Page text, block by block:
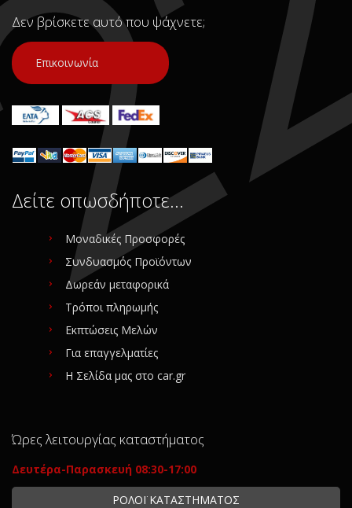
Δεν βρίσκετε αυτό που ψάχνετε;
Επικοινωνία
Δείτε οπωσδήποτε…
Μοναδικές Προσφορές
Συνδυασμός Προϊόντων
Δωρεάν μεταφορικά
Τρόποι πληρωμής
Εκπτώσεις Μελών
Για επαγγελματίες
Η Σελίδα μας στο car.gr
Ώρες λειτουργίας καταστήματος
Δευτέρα-Παρασκευή 08:30-17:00
ΡΟΛΟΪ ΚΑΤΑΣΤΗΜΑΤΟΣ